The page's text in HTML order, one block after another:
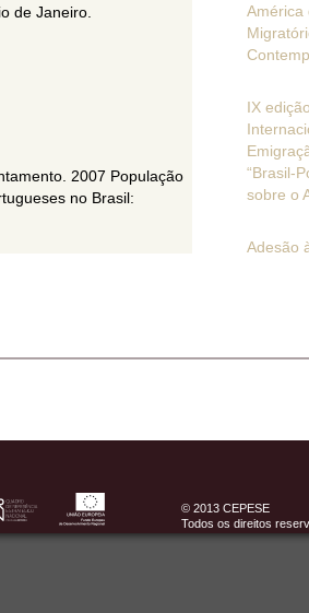
de Janeiro.
2007 População
no Brasil:
América
IX
“Brasil-
sobre o
Adesão
© 2013 CEPESE
Todos os direitos